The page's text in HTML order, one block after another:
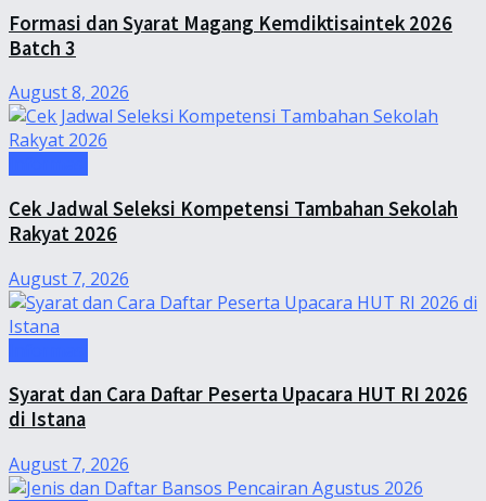
Formasi dan Syarat Magang Kemdiktisaintek 2026
Batch 3
August 8, 2026
Cek Jadwal Seleksi Kompetensi Tambahan Sekolah
Rakyat 2026
August 7, 2026
Syarat dan Cara Daftar Peserta Upacara HUT RI 2026
di Istana
August 7, 2026